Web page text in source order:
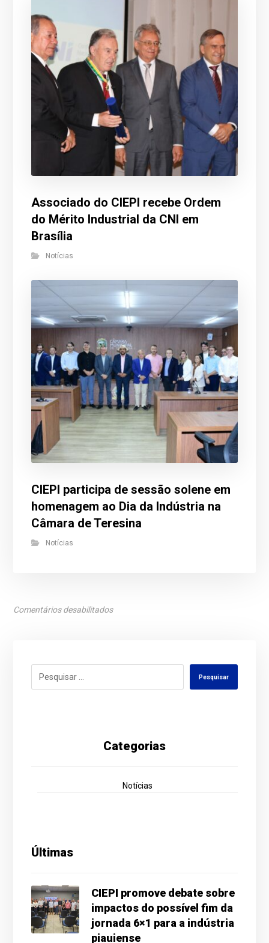
Associado do CIEPI recebe Ordem
do Mérito Industrial da CNI em
Brasília
Notícias
CIEPI participa de sessão solene em
homenagem ao Dia da Indústria na
Câmara de Teresina
Notícias
Comentários desabilitados
Pesquisar
Categorias
Notícias
Últimas
CIEPI promove debate sobre
impactos do possível fim da
jornada 6×1 para a indústria
piauiense